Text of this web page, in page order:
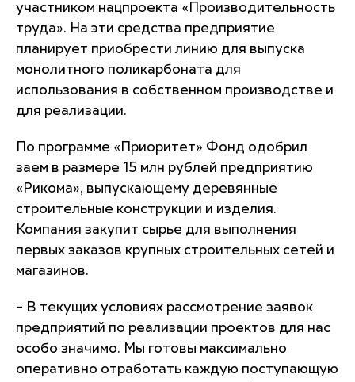
участником нацпроекта «Производительность
труда». На эти средства предприятие
планирует приобрести линию для выпуска
монолитного поликарбоната для
использования в собственном производстве и
для реализации.
По программе «Приоритет» Фонд одобрил
заем в размере 15 млн рублей предприятию
«Рикома», выпускающему деревянные
строительные конструкции и изделия.
Компания закупит сырье для выполнения
первых заказов крупных строительных сетей и
магазинов.
– В текущих условиях рассмотрение заявок
предприятий по реализации проектов для нас
особо значимо. Мы готовы максимально
оперативно отработать каждую поступающую